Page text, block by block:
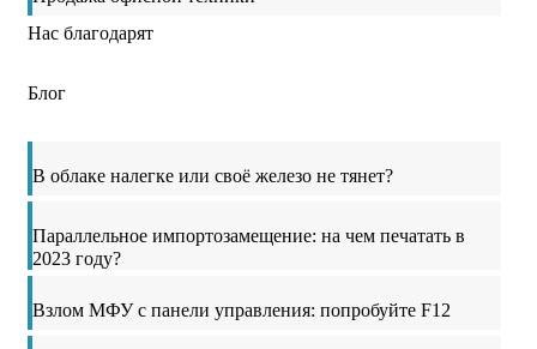
Нас благодарят
Блог
В облаке налегке или своё железо не тянет?
Параллельное импортозамещение: на чем печатать в
2023 году?
Взлом МФУ с панели управления: попробуйте F12